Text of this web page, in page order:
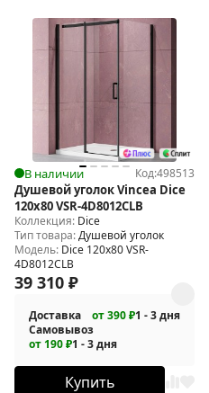
В наличии Код:498513
Душевой уголок Vincea Dice
120x80 VSR-4D8012CLB
Коллекция: Dice
Тип товара:Душевой уголок
Модель: Dice 120x80 VSR-
4D8012CLB
39 310 ₽
Доставка от 390 ₽1 - 3 дня
Самовывоз
от 190 ₽1 - 3 дня
Купить